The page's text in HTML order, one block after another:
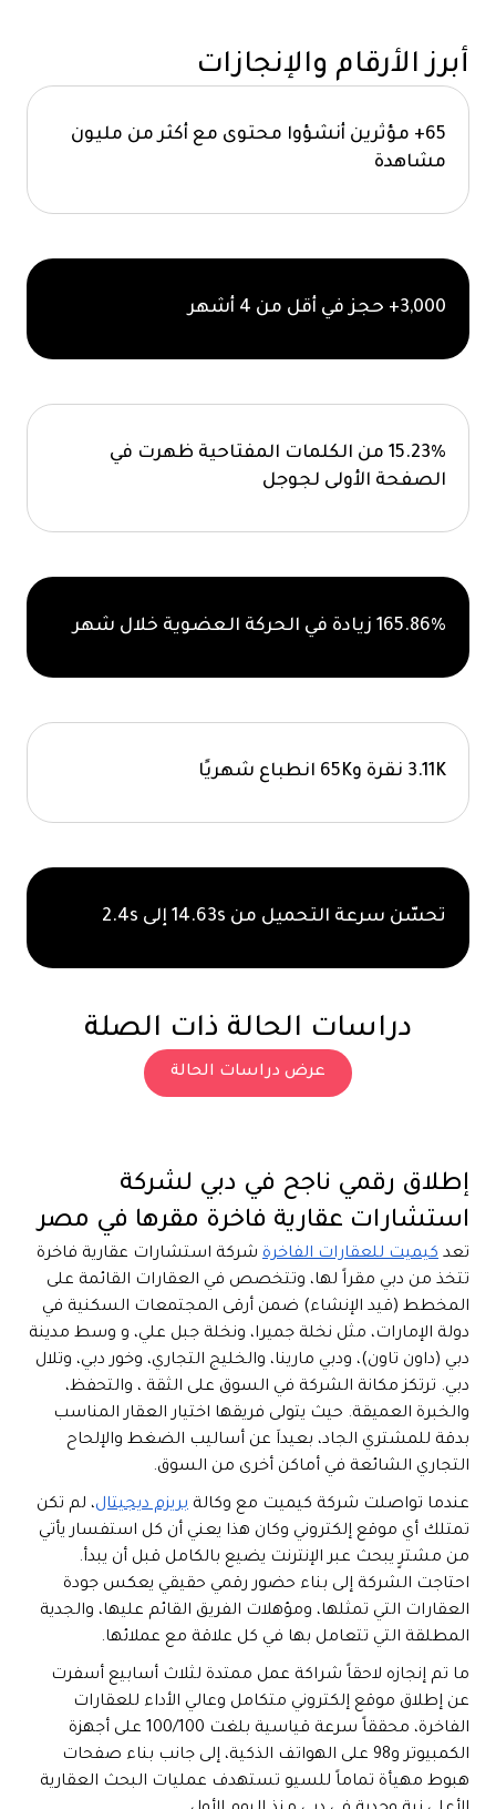
أبرز الأرقام والإنجازات
65+ مؤثرين أنشؤوا محتوى مع أكثر من مليون
مشاهدة
3,000+ حجز في أقل من 4 أشهر
15.23% من الكلمات المفتاحية ظهرت في
الصفحة الأولى لجوجل
165.86% زيادة في الحركة العضوية خلال شهر
3.11K نقرة و65K انطباع شهريًا
تحسّن سرعة التحميل من 14.63s إلى 2.4s
دراسات الحالة ذات الصلة
عرض دراسات الحالة
إطلاق رقمي ناجح في دبي لشركة
استشارات عقارية فاخرة مقرها في مصر
تعد كيميت للعقارات الفاخرة شركة استشارات عقارية فاخرة
تتخذ من دبي مقراً لها، وتتخصص في العقارات القائمة على
المخطط (قيد الإنشاء) ضمن أرقى المجتمعات السكنية في
دولة الإمارات، مثل نخلة جميرا، ونخلة جبل علي، و وسط مدينة
دبي (داون تاون)، ودبي مارينا، والخليج التجاري، وخور دبي، وتلال
دبي. ترتكز مكانة الشركة في السوق على الثقة ، والتحفظ،
والخبرة العميقة. حيث يتولى فريقها اختيار العقار المناسب
بدقة للمشتري الجاد، بعيداَ عن أساليب الضغط والإلحاح
التجاري الشائعة في أماكن أخرى من السوق.
عندما تواصلت شركة كيميت مع وكالة بريزم ديجيتال، لم تكن
تمتلك أي موقع إلكتروني وكان هذا يعني أن كل استفسار يأتي
من مشترٍ يبحث عبر الإنترنت يضيع بالكامل قبل أن يبدأ.
احتاجت الشركة إلى بناء حضور رقمي حقيقي يعكس جودة
العقارات التي تمثلها، ومؤهلات الفريق القائم عليها، والجدية
المطلقة التي تتعامل بها في كل علاقة مع عملائها.
ما تم إنجازه لاحقاً شراكة عمل ممتدة لثلاث أسابيع أسفرت
عن إطلاق موقع إلكتروني متكامل وعالي الأداء للعقارات
الفاخرة، محققاً سرعة قياسية بلغت 100/100 على أجهزة
الكمبيوتر و98 على الهواتف الذكية، إلى جانب بناء صفحات
هبوط مهيأة تماماً للسيو تستهدف عمليات البحث العقارية